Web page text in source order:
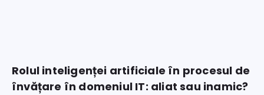
Rolul inteligenței artificiale în procesul de
învățare în domeniul IT: aliat sau inamic?